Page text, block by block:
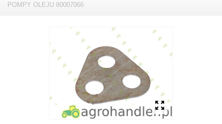
POMPY OLEJU 80007066